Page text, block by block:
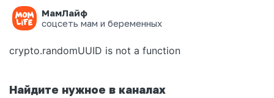
МамЛайф
соцсеть мам и беременных
Ошибка на странице
crypto.randomUUID is not a function
Найдите нужное в каналах